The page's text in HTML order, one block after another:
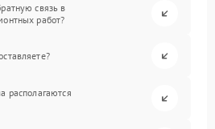
связь в
работ?
располагаются